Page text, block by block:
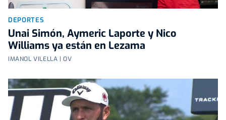
DEPORTES
Unai Simón, Aymeric Laporte y Nico
Williams ya están en Lezama
IMANOL VILELLA | OV